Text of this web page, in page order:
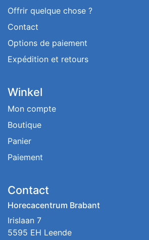
Offrir quelque chose ?
Contact
Options de paiement
Expédition et retours
Winkel
Mon compte
Boutique
Panier
Paiement
Contact
Horecacentrum Brabant
Irislaan 7
5595 EH Leende